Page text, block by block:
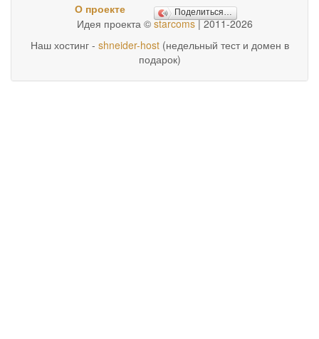
О проекте Поделиться…
Идея проекта © starcoms| 2011-2026
Наш хостинг - shneider-host(недельный тест и домен в
подарок)